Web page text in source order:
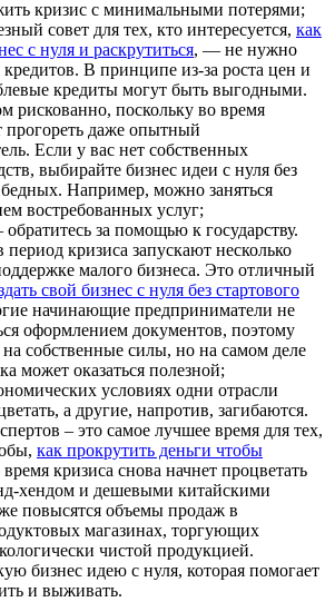
кризис с минимальными потерями;
совет для тех, кто интересуется, как
с нуля и раскрутиться, — не нужно
кредитов. В принципе из-за роста цен и
кредиты могут быть выгодными.
рискованно, поскольку во время
прогореть даже опытный
Если у вас нет собственных
выбирайте бизнес идеи с нуля без
Например, можно заняться
востребованных услуг;
обратитесь за помощью к государству.
кризиса запускают несколько
малого бизнеса. Это отличный
свой бизнес с нуля без стартового
начинающие предприниматели не
оформлением документов, поэтому
собственные силы, но на самом деле
может оказаться полезной;
условиях одни отрасли
а другие, напротив, загибаются.
– это самое лучшее время для тех,
как прокрутить деньги чтобы
кризиса снова начнет процветать
хендом и дешевыми китайскими
повысятся объемы продаж в
магазинах, торгующих
чистой продукцией.
бизнес идею с нуля, которая помогает
и выживать.